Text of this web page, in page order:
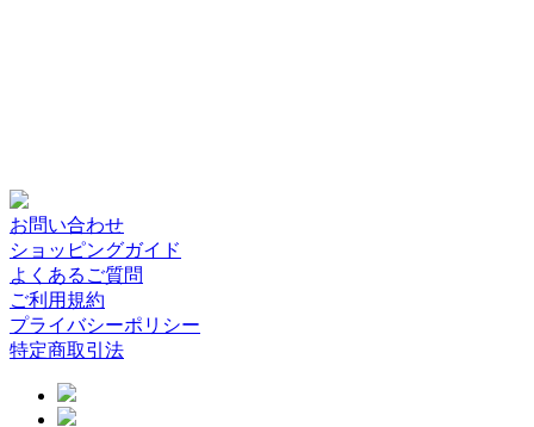
お問い合わせ
ショッピングガイド
よくあるご質問
ご利用規約
プライバシーポリシー
特定商取引法